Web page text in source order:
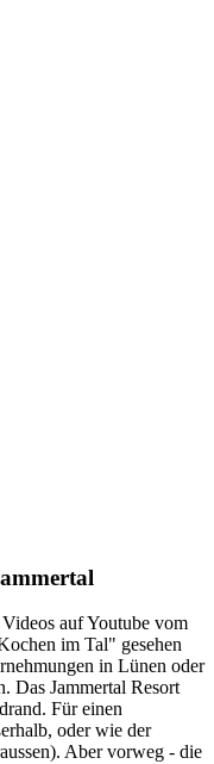
auf Youtube vom
im Tal" gesehen
in Lünen oder
Das Jammertal Resort
Für einen
oder wie der
Aber vorweg - die